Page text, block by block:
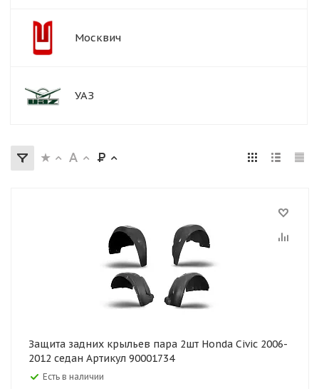
Москвич
УАЗ
Защита задних крыльев пара 2шт Honda Civic 2006-
2012 седан Артикул 90001734
Есть в наличии